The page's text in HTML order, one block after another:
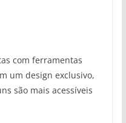
com ferramentas
um design exclusivo,
são mais acessíveis